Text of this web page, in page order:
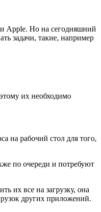
Apple. Но на сегодняшний
задачи, такие, например
их необходимо
на рабочий стол для того,
по очереди и потребуют
их все на загрузку, она
других приложений.